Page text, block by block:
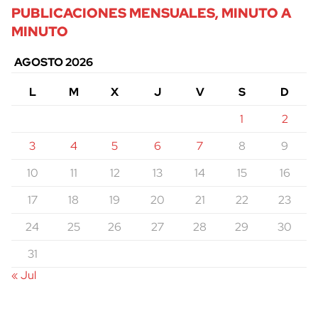
PUBLICACIONES MENSUALES, MINUTO A
MINUTO
AGOSTO 2026
L
M X J V S
D
1
2
3
4 5 6 7 8
9
10
11 12 13 14 15
16
17
18 19 20 21 22
23
24
25 26 27 28 29
30
31
« Jul